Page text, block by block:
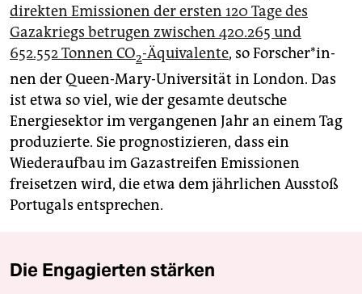
direkten Emissionen der ersten 120 Tage des
Gazakriegs betrugen zwischen 420.265 und
652.552 Tonnen CO2-Äquivalente, so For­sche­r*in­
nen der Queen-Mary-Universität in London. Das
ist etwa so viel, wie der gesamte deutsche
Energiesektor im vergangenen Jahr an einem Tag
produzierte. Sie prognostizieren, dass ein
Wiederaufbau im Gazastreifen Emissionen
freisetzen wird, die etwa dem jährlichen Ausstoß
Portugals entsprechen.
Die Engagierten stärken